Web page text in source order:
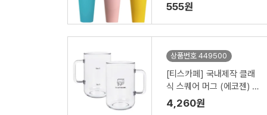
555원
상품번호 449500
[티스카페] 국내제작 클래
식 스퀘어 머그 (에코젠) 5
50ml
4,260원